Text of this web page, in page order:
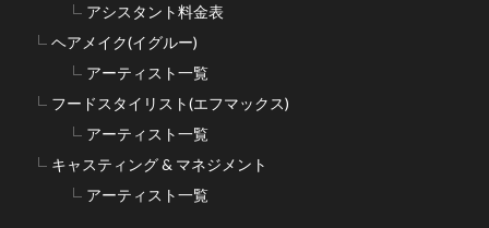
アシスタント料金表
ヘアメイク(イグルー)
アーティスト一覧
フードスタイリスト(エフマックス)
アーティスト一覧
キャスティング & マネジメント
アーティスト一覧